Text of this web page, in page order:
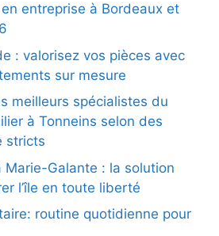
entreprise à Bordeaux et
: valorisez vos pièces avec
sur mesure
meilleurs spécialistes du
à Tonneins selon des
stricts
Marie-Galante : la solution
l’île en toute liberté
routine quotidienne pour